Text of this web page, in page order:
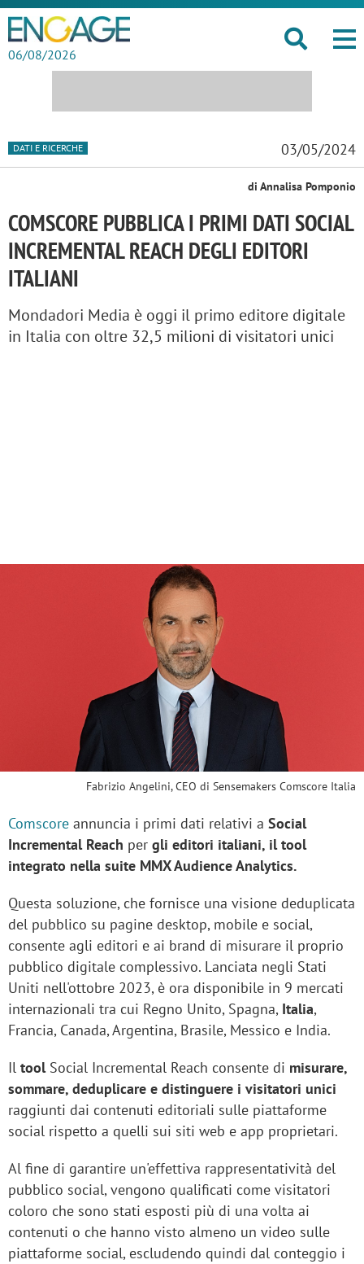
06/08/2026
DATI E RICERCHE 03/05/2024
di Annalisa Pomponio
COMSCORE PUBBLICA I PRIMI DATI SOCIAL
INCREMENTAL REACH DEGLI EDITORI
ITALIANI
Mondadori Media è oggi il primo editore digitale
in Italia con oltre 32,5 milioni di visitatori unici
Fabrizio Angelini, CEO di Sensemakers Comscore Italia
Comscore annuncia i primi dati relativi a Social
Incremental Reach per gli editori italiani, il tool
integrato nella suite MMX Audience Analytics.
Questa soluzione, che fornisce una visione deduplicata
del pubblico su pagine desktop, mobile e social,
consente agli editori e ai brand di misurare il proprio
pubblico digitale complessivo. Lanciata negli Stati
Uniti nell'ottobre 2023, è ora disponibile in 9 mercati
internazionali tra cui Regno Unito, Spagna, Italia,
Francia, Canada, Argentina, Brasile, Messico e India.
Il tool Social Incremental Reach consente di misurare,
sommare, deduplicare e distinguere i visitatori unici
raggiunti dai contenuti editoriali sulle piattaforme
social rispetto a quelli sui siti web e app proprietari.
Al fine di garantire un'effettiva rappresentatività del
pubblico social, vengono qualificati come visitatori
coloro che sono stati esposti più di una volta ai
contenuti o che hanno visto almeno un video sulle
piattaforme social, escludendo quindi dal conteggio i